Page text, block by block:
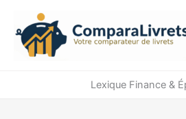
contenu
Lexique Finance &